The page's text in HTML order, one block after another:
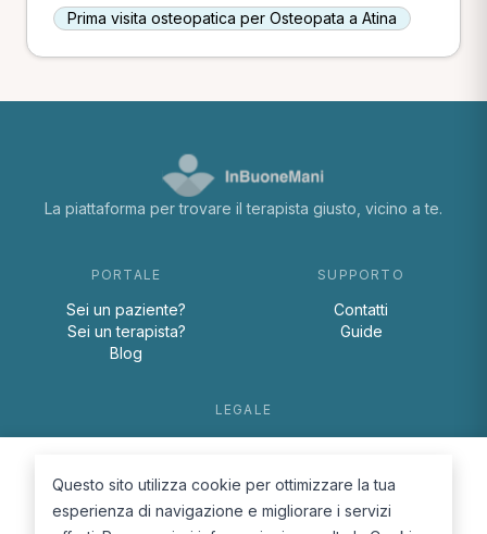
Prima visita osteopatica per Osteopata a Atina
La piattaforma per trovare il terapista giusto, vicino a te.
PORTALE
Sei un paziente?
Sei un terapista?
Blog
SUPPORTO
Contatti
Guide
LEGALE
Cookie Policy
Questo sito utilizza cookie per ottimizzare la tua
esperienza di navigazione e migliorare i servizi